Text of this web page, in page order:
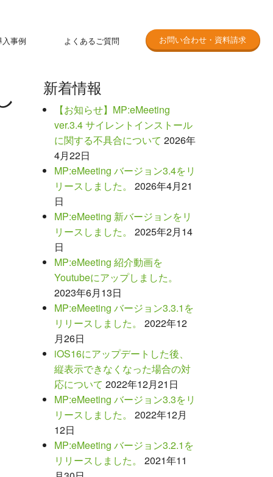
お問い合わせ・資料請求
入事例
MP:eMeetingのテレワーク活用について
よくあるご質問
新着情報
【お知らせ】MP:eMeeting
ver.3.4 サイレントインストール
に関する不具合について 2026年
4月22日
MP:eMeeting バージョン3.4をリ
リースしました。
2026年4月21
日
MP:eMeeting 新バージョンをリ
リースしました。
2025年2月14
日
MP:eMeeting 紹介動画を
Youtubeにアップしました。
2023年6月13日
MP:eMeeting バージョン3.3.1を
リリースしました。
2022年12
月26日
iOS16にアップデートした後、
縦表示できなくなった場合の対
応について 2022年12月21日
MP:eMeeting バージョン3.3をリ
リースしました。
2022年12月
12日
MP:eMeeting バージョン3.2.1を
リリースしました。
2021年11